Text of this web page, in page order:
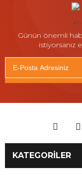
Günün önemli
istiyorsanız
KATEGORİLER